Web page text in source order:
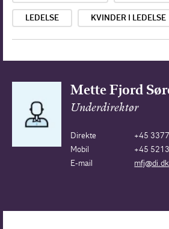
LEDELSE KVINDER I LEDELSE
Mette Fjord
Underdirektør
Direkte
+45
Mobil
+45
E-mail
mfj@di.dk